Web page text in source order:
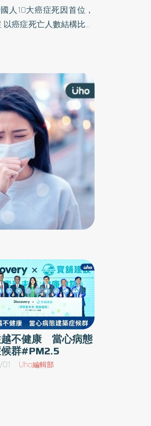
人10大癌症死因首位，
內吸菸率逐漸下降，但肺
，包括廚房油煙、空氣
癌工作環境等，也可能
癌相
有兩個研究計畫正在招
吸菸族群以及高風險族
掃描篩檢行為及結果的
，讓研究更加完善，以避
險之下，歡迎符合受試
不健康 當心病態
群#PM2.5
Uho編輯部